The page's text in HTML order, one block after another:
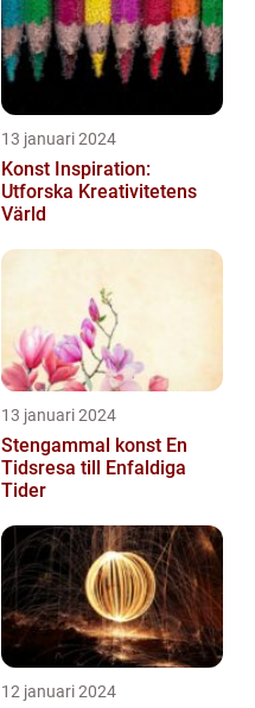
13 januari 2024
Konst Inspiration:
Utforska Kreativitetens
Värld
13 januari 2024
Stengammal konst En
Tidsresa till Enfaldiga
Tider
12 januari 2024